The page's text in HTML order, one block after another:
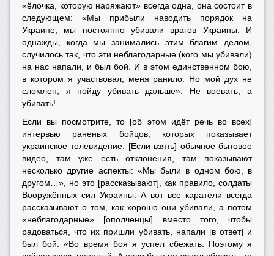
«ёлочка, которую наряжают» всегда одна, она состоит в
следующем: «Мы прибыли наводить порядок на
Украине, мы постоянно убивали врагов Украины. И
однажды, когда мы занимались этим благим делом,
случилось так, что эти неблагодарные (кого мы убивали)
на нас напали, и был бой. И в этом единственном бою,
в котором я участвовал, меня ранило. Но мой дух не
сломлен, я пойду убивать дальше». Не воевать, а
убивать!
Если вы посмотрите, то [об этом идёт речь во всех]
интервью раненых бойцов, которых показывает
украинское телевидение. [Если взять] обычное бытовое
видео, там уже есть отклонения, там показывают
несколько другие аспекты: «Мы были в одном бою, в
другом…», но это [рассказывают], как правило, солдаты
Вооружённых сил Украины. А вот все каратели всегда
рассказывают о том, как хорошо они убивали, а потом
«неблагодарные» [ополченцы] вместо того, чтобы
радоваться, что их пришли убивать, напали [в ответ] и
был бой: «Во время боя я успел сбежать. Поэтому я